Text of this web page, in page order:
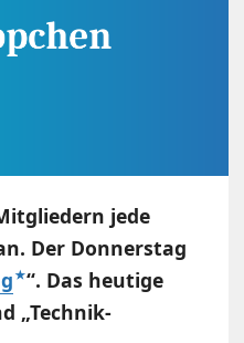
jede
Der Donnerstag
“. Das heutige
„Technik-